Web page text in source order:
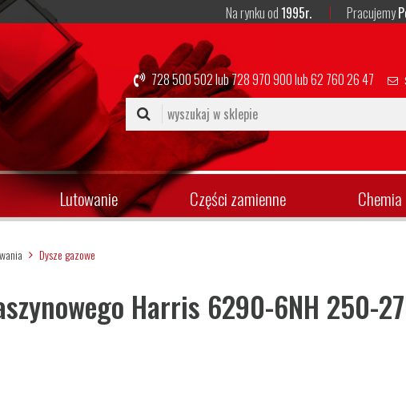
Na rynku od1995r. Pracujemy
728 500 502lub728 970 900lub62 760 26 47
Lutowanie Części zamienne Chemia
Dysze gazowe
Harris 6290-6NH 250-